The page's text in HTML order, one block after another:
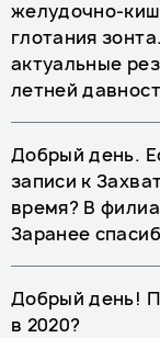
желудочно-
глотания
актуальные
летней
Добрый день.
записи к
время? В
Заранее
Добрый день!
в 2020?